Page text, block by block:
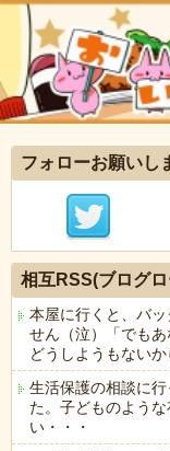
フォローお願いし
相互RSS(ブログ
本屋に行くと、バ
せん（泣）「でも
どうしようもない
生活保護の相談に
た。子どものよう
い・・・